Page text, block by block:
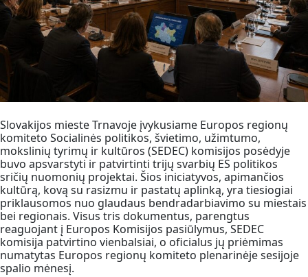
Slovakijos mieste Trnavoje įvykusiame Europos regionų
komiteto Socialinės politikos, švietimo, užimtumo,
mokslinių tyrimų ir kultūros (SEDEC) komisijos posėdyje
buvo apsvarstyti ir patvirtinti trijų svarbių ES politikos
sričių nuomonių projektai. Šios iniciatyvos, apimančios
kultūrą, kovą su rasizmu ir pastatų aplinką, yra tiesiogiai
priklausomos nuo glaudaus bendradarbiavimo su miestais
bei regionais. Visus tris dokumentus, parengtus
reaguojant į Europos Komisijos pasiūlymus, SEDEC
komisija patvirtino vienbalsiai, o oficialus jų priėmimas
numatytas Europos regionų komiteto plenarinėje sesijoje
spalio mėnesį.